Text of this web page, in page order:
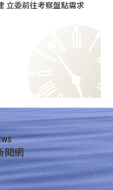
立委前往考察盤點需求
聞網